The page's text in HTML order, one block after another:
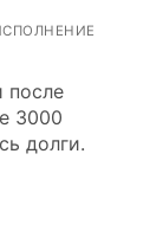
после
3000
долги.